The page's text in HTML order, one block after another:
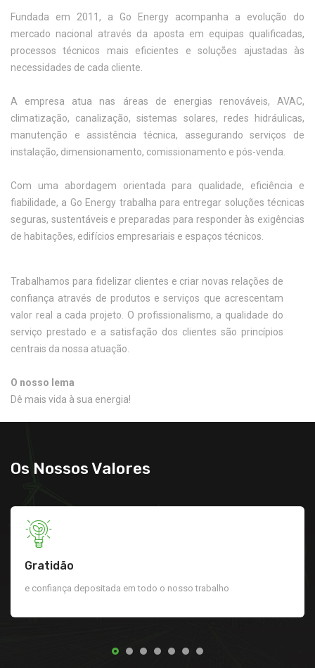
Fundada em 2011, a Go Energy acompanha a evolução do
mercado nacional através da aposta em equipas qualificadas,
processos técnicos mais eficientes e soluções ajustadas às
necessidades de cada cliente.
A empresa atua nas áreas de energias renováveis, AVAC,
climatização, canalização, sistemas solares, redes hidráulicas,
manutenção e assistência técnica, assegurando serviços de
instalação, dimensionamento, comissionamento e pós-venda.
Com uma abordagem orientada para qualidade, eficiência e
fiabilidade, a Go Energy trabalha para entregar soluções técnicas
seguras, sustentáveis e preparadas para responder às exigências
de habitações, edifícios empresariais e espaços técnicos.
Trabalhamos para fidelizar clientes e criar novas relações de
confiança através de produtos e serviços que acrescentam
valor real a cada projeto. O profissionalismo, a qualidade do
serviço prestado e a satisfação dos clientes são princípios
centrais da nossa atuação.
O nosso lema
Dê mais vida à sua energia!
Os Nossos Valores
Gratidão
e confiança depositada em todo o nosso trabalho